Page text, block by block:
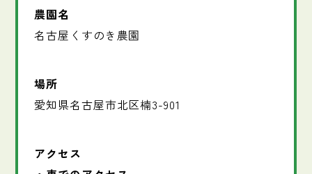
農園名
名古屋くすのき農園
場所
愛知県名古屋市北区楠3-901
アクセス